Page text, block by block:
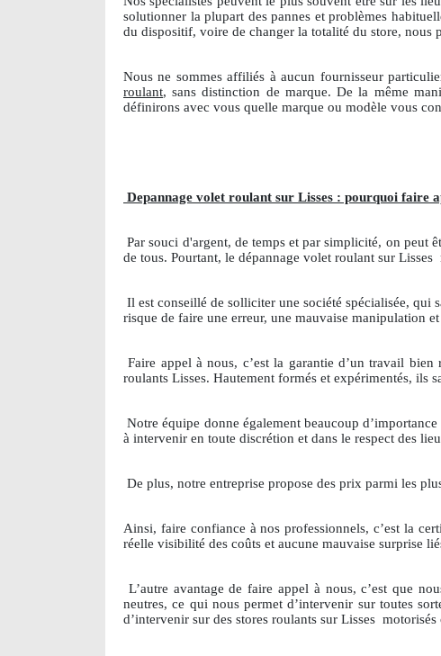
solutionner la plupart des pannes et problèmes
du dispositif, voire de changer la totalité du store, nous
Nous ne sommes affiliés à aucun fournisseur
roulant, sans distinction de marque. De la même
définirons avec vous quelle marque ou modèle vous
Depannage volet roulant sur Lisses : pourquoi faire
Par souci d'argent, de temps et par simplicité, on peut
de tous. Pourtant, le dépannage volet roulant sur Lisses
Il est conseillé de solliciter une société spécialisée, qui
risque de faire une erreur, une mauvaise manipulation
Faire appel à nous, c’est la garantie d’un travail
roulants Lisses. Hautement formés et expérimentés, ils
Notre équipe donne également beaucoup
à intervenir en toute discrétion et dans le respect des
De plus, notre entreprise propose des prix parmi les
Ainsi, faire confiance à nos professionnels, c’est la
réelle visibilité des coûts et aucune mauvaise surprise
L’autre avantage de faire appel à nous, c’est que
neutres, ce qui nous permet d’intervenir sur toutes
d’intervenir sur des stores roulants sur Lisses motorisés